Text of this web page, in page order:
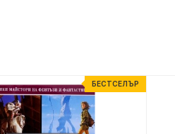
БЕСТСЕЛЪР